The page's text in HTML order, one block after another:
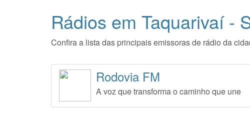
Rádios em Taquarivaí -
Confira a lista das principais emissoras de rádio da
Rodovia FM
A voz que transforma o caminho que une